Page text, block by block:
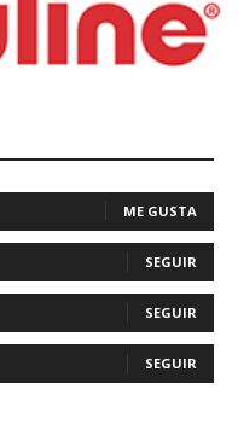
ME GUSTA
SEGUIR
SEGUIR
SEGUIR